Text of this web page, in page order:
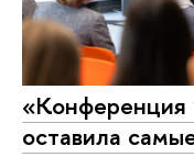
оставила